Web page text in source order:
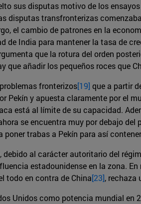
sus disputas motivo de los
disputas transfronterizas
el cambio de patrones en la
de India para mantener la tasa de
que la rotura del orden
que añadir los pequeños roces que
fronterizos[19] que a partir
Pekín y apuesta claramente por el
está al límite de su capacidad.
se encuentra muy por debajo del
trabas a Pekín para así
al carácter autoritario del
estadounidense en la zona.
todo en contra de China[23], rechaza
Unidos como potencia mundial en